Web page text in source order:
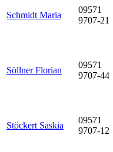
Schmidt Maria
09571
9707-21
Söllner Florian
09571
9707-44
Stöckert Saskia
09571
9707-12